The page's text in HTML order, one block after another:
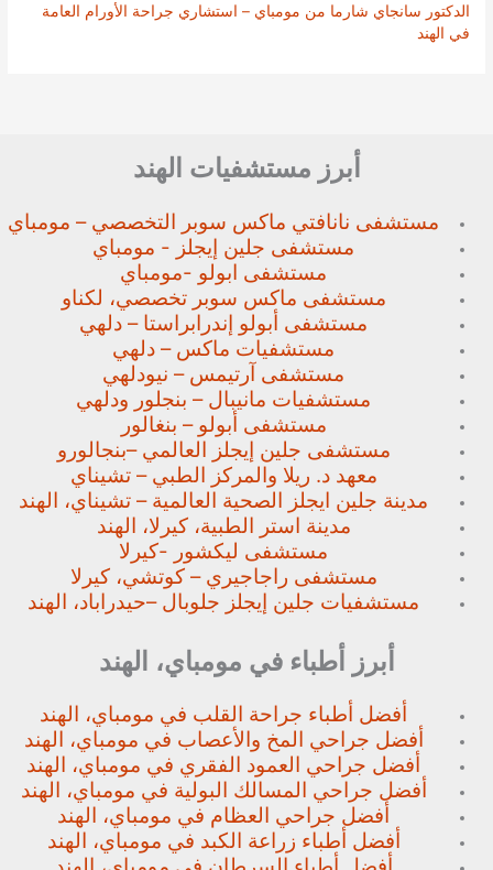
الدكتور سانجاي شارما من مومباي – استشاري جراحة الأورام العامة
في الهند
أبرز مستشفيات الهند
مستشفى نانافتي ماكس سوبر التخصصي – مومباي
مستشفى جلين إيجلز - مومباي
مستشفى ابولو -مومباي
مستشفى ماكس سوبر تخصصي، لكناو
مستشفى أبولو إندرابراستا – دلهي
مستشفيات ماكس – دلهي
مستشفى آرتيمس – نيودلهي
مستشفيات مانيبال – بنجلور ودلهي
مستشفى أبولو – بنغالور
مستشفى جلين إيجلز العالمي –بنجالورو
معهد د. ريلا والمركز الطبي – تشيناي
مدينة جلين ايجلز الصحية العالمية – تشيناي، الهند
مدينة استر الطبية، كيرلا، الهند
مستشفى ليكشور -كيرلا
مستشفى راجاجيري – كوتشي، كيرلا
مستشفيات جلين إيجلز جلوبال –حيدراباد، الهند
أبرز أطباء في مومباي، الهند
أفضل أطباء جراحة القلب في مومباي، الهند
أفضل جراحي المخ والأعصاب في مومباي، الهند
أفضل جراحي العمود الفقري في مومباي، الهند
أفضل جراحي المسالك البولية في مومباي، الهند
أفضل جراحي العظام في مومباي، الهند
أفضل أطباء زراعة الكبد في مومباي، الهند